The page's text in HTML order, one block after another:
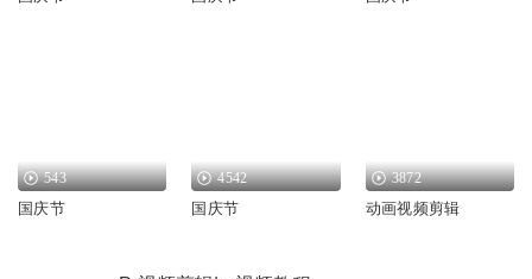
543
国庆节
4542
国庆节
3872
动画视频剪辑